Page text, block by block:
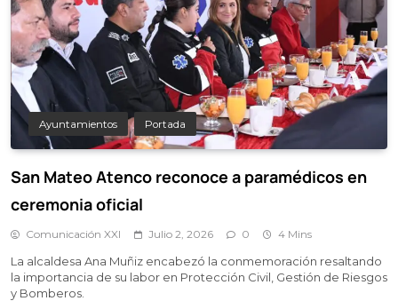
Ayuntamientos Portada
San Mateo Atenco reconoce a paramédicos en
ceremonia oficial
Comunicación XXI Julio 2, 2026 0 4 Mins
La alcaldesa Ana Muñiz encabezó la conmemoración resaltando
la importancia de su labor en Protección Civil, Gestión de Riesgos
y Bomberos.